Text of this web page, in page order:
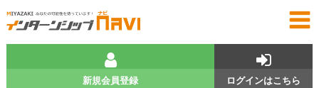
ログインはこちら
新規会員登録